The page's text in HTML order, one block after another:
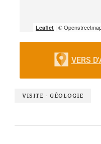
Leaflet | ©
VERS
VISITE - GÉOLOGIE